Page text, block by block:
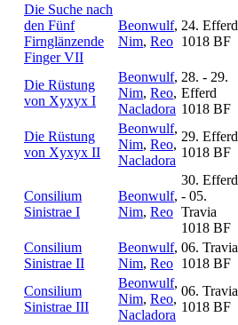
Die Suche nach
den Fünf
Firnglänzende
Finger VII
Beonwulf,
Nim, Reo
24. Efferd
1018 BF
Die Rüstung
von Xyxyx I
Beonwulf,
Nim, Reo,
Nacladora
28. - 29.
Efferd
1018 BF
Die Rüstung
von Xyxyx II
Beonwulf,
Nim, Reo,
Nacladora
29. Efferd
1018 BF
Consilium
Sinistrae I
Beonwulf,
Nim, Reo
30. Efferd
- 05.
Travia
1018 BF
Consilium
Sinistrae II
Beonwulf,
Nim, Reo
06. Travia
1018 BF
Consilium
Sinistrae III
Beonwulf,
Nim, Reo,
Nacladora
06. Travia
1018 BF